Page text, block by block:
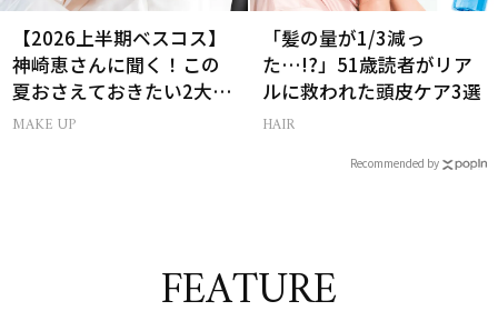
【2026上半期ベスコス】
神崎恵さんに聞く！この
夏おさえておきたい2大メ
イクトレンド
MAKE UP
「髪の量が1/3減っ
た…!?」51歳読者がリア
ルに救われた頭皮ケア3選
HAIR
Recommended by
FEATURE